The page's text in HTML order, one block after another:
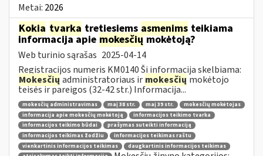
Metai: 2026
Kokia tvarka tretiesiems asmenims teikiama
informacija apie mokesčiųmokėtoją?
Web turinio sąrašas 2025-04-14
Registracijos numeris KM0140 Ši informacija skelbiama:
Mokesčių administratoriaus ir mokesčių mokėtojo
teisės ir pareigos (32-42 str.) Informacija...
mokesčių administravimas maį 38 str. maį 39 str.
mokesčių mokėtojas
informacija apie mokesčių mokėtoją
informacijos teikimo tvarka
informacijos teikimo būdai
prašymas suteikti informaciją
informacijos teikimas žodžiu
informacijos teikimas raštu
vienkartinis informacijos teikimas
daugkartinis informacijos teikimas